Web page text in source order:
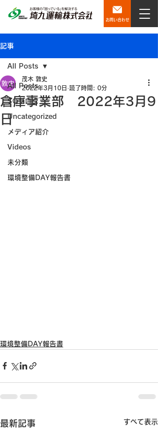
お問い合わせ
記事
All Posts
SQブログ
Uncategorized
メディア紹介
Videos
未分類
環境整備DAY報告書
All Posts
倉庫事業部 2022年3月9
日
茂木 敦史
2022年3月10日 読了時間: 0分
環境整備DAY報告書
最新記事 すべて表示